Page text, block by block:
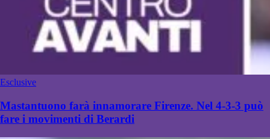
Esclusive
Mastantuono farà innamorare Firenze. Nel 4-3-3 può
fare i movimenti di Berardi